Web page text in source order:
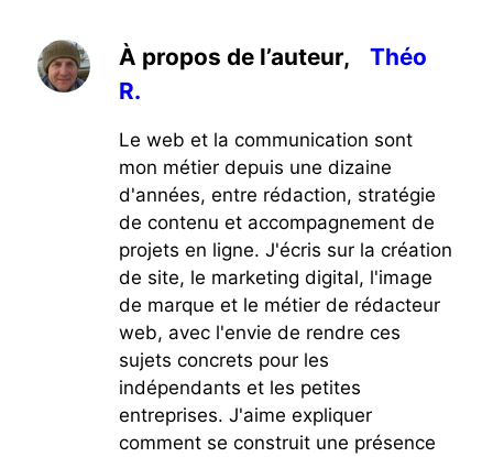
À propos de l’auteur,
Théo
R.
Le web et la communication sont
mon métier depuis une dizaine
d'années, entre rédaction, stratégie
de contenu et accompagnement de
projets en ligne. J'écris sur la création
de site, le marketing digital, l'image
de marque et le métier de rédacteur
web, avec l'envie de rendre ces
sujets concrets pour les
indépendants et les petites
entreprises. J'aime expliquer
comment se construit une présence